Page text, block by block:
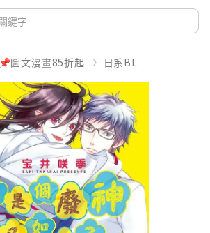
📌圖文漫畫85折起 日系BL